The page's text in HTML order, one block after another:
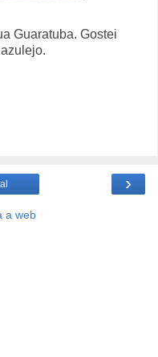
Guaratuba. Gostei
›
a web